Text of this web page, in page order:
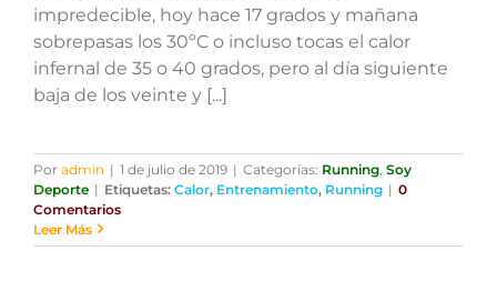
impredecible, hoy hace 17 grados y mañana
sobrepasas los 30ºC o incluso tocas el calor
infernal de 35 o 40 grados, pero al día siguiente
baja de los veinte y [...]
Por admin | 1 de julio de 2019 | Categorías: Running, Soy
Deporte | Etiquetas: Calor, Entrenamiento, Running | 0
Comentarios
Leer Más